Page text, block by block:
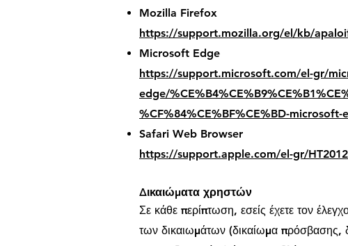
Mozilla Firefox
https://support.mozilla.org/el/kb/
Microsoft Edge
https://support.microsoft.com/el-gr/
edge/
%CF%84%CE%BF%CE%BD-
Safari Web Browser
https://support.apple.com/el-gr/
Δικαιώματα χρηστών
Σε κάθε περίπτωση, εσείς έχετε τον
των δικαιωμάτων (δικαίωμα πρόσβασης,